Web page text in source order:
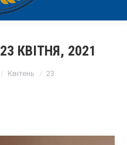
23 КВІТНЯ, 2021
Квітень 23